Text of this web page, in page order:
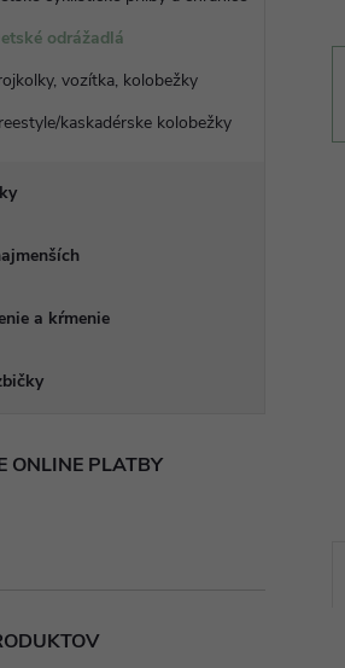
odrážadlá
vozítka, kolobežky
kaskadérske kolobežky
a kŕmenie
ONLINE PLATBY